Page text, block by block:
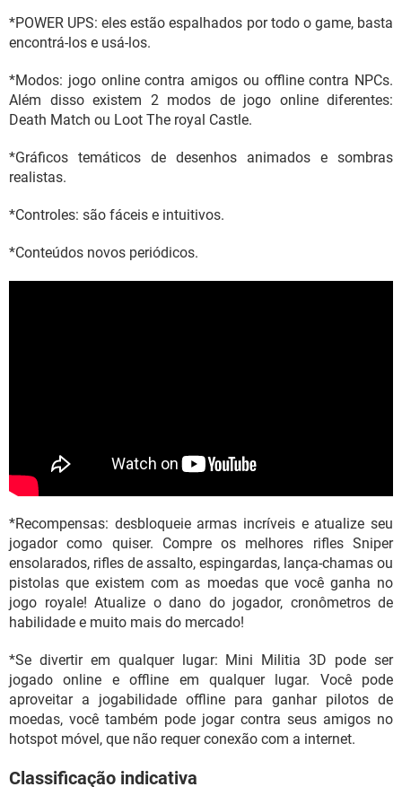
*POWER UPS: eles estão espalhados por todo o game, basta
encontrá-los e usá-los.
*Modos: jogo online contra amigos ou offline contra NPCs.
Além disso existem 2 modos de jogo online diferentes:
Death Match ou Loot The royal Castle.
*Gráficos temáticos de desenhos animados e sombras
realistas.
*Controles: são fáceis e intuitivos.
*Conteúdos novos periódicos.
*Recompensas: desbloqueie armas incríveis e atualize seu
jogador como quiser. Compre os melhores rifles Sniper
ensolarados, rifles de assalto, espingardas, lança-chamas ou
pistolas que existem com as moedas que você ganha no
jogo royale! Atualize o dano do jogador, cronômetros de
habilidade e muito mais do mercado!
*Se divertir em qualquer lugar: Mini Militia 3D pode ser
jogado online e offline em qualquer lugar. Você pode
aproveitar a jogabilidade offline para ganhar pilotos de
moedas, você também pode jogar contra seus amigos no
hotspot móvel, que não requer conexão com a internet.
Classificação indicativa